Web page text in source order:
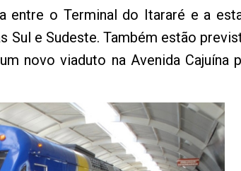
o Terminal do Itararé e a
e Sudeste. Também estão
novo viaduto na Avenida Cajuína